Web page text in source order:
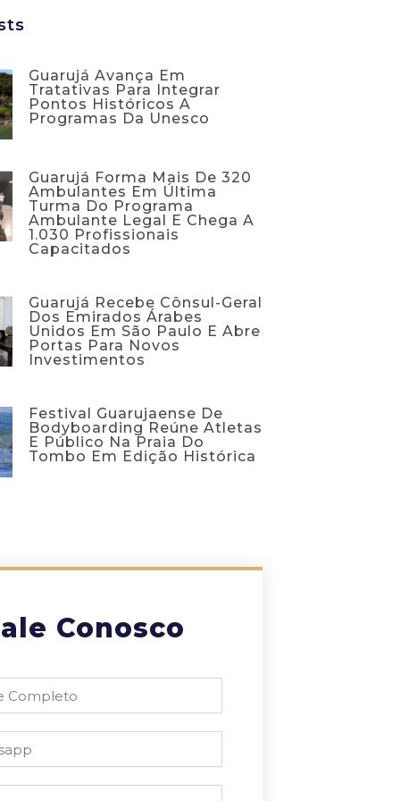
Guarujá Avança Em
Tratativas Para Integrar
Pontos Históricos A
Programas Da Unesco
Guarujá Forma Mais De 320
Ambulantes Em Última
Turma Do Programa
Ambulante Legal E Chega A
1.030 Profissionais
Capacitados
Guarujá Recebe Cônsul-Geral
Dos Emirados Árabes
Unidos Em São Paulo E Abre
Portas Para Novos
Investimentos
Festival Guarujaense De
Bodyboarding Reúne Atletas
E Público Na Praia Do
Tombo Em Edição Histórica
Conosco